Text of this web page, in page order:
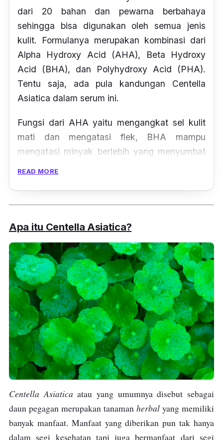
dari 20 bahan dan pewarna berbahaya
sehingga bisa digunakan oleh semua jenis
kulit. Formulanya merupakan kombinasi dari
Alpha Hydroxy Acid (AHA), Beta Hydroxy
Acid (BHA), dan Polyhydroxy Acid (PHA).
Tentu saja, ada pula kandungan Centella
Asiatica dalam serum ini.
Fungsi dari AHA yaitu mengangkat sel kulit
mati dan mengatasi flek, BHA mampu
mengatasi minyak berlebih yang menyumbat
terkena iritasi atau kemerahan.
READ MORE
Apa itu Centella Asiatica?
Centella Asiatica atau yang umumnya disebut sebagai
daun pegagan merupakan tanaman herbal yang memiliki
banyak manfaat. Manfaat yang diberikan pun tak hanya
dalam segi kesehatan tapi juga bermanfaat dari segi